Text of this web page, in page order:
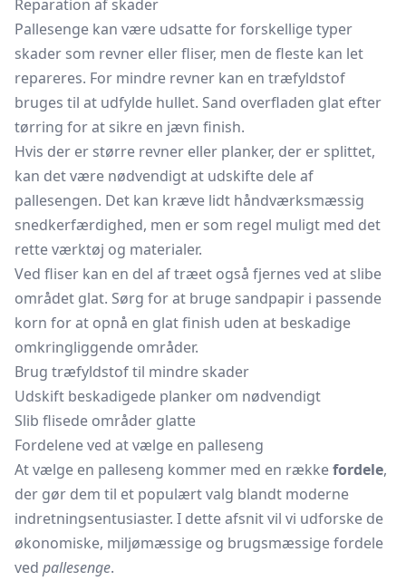
Reparation af skader
Pallesenge kan være udsatte for forskellige typer
skader som revner eller fliser, men de fleste kan let
repareres. For mindre revner kan en træfyldstof
bruges til at udfylde hullet. Sand overfladen glat efter
tørring for at sikre en jævn finish.
Hvis der er større revner eller planker, der er splittet,
kan det være nødvendigt at udskifte dele af
pallesengen. Det kan kræve lidt håndværksmæssig
snedkerfærdighed, men er som regel muligt med det
rette værktøj og materialer.
Ved fliser kan en del af træet også fjernes ved at slibe
området glat. Sørg for at bruge sandpapir i passende
korn for at opnå en glat finish uden at beskadige
omkringliggende områder.
Brug træfyldstof til mindre skader
Udskift beskadigede planker om nødvendigt
Slib flisede områder glatte
Fordelene ved at vælge en palleseng
At vælge en palleseng kommer med en rækkefordele,
der gør dem til et populært valg blandt moderne
indretningsentusiaster. I dette afsnit vil vi udforske de
økonomiske, miljømæssige og brugsmæssige fordele
ved pallesenge.